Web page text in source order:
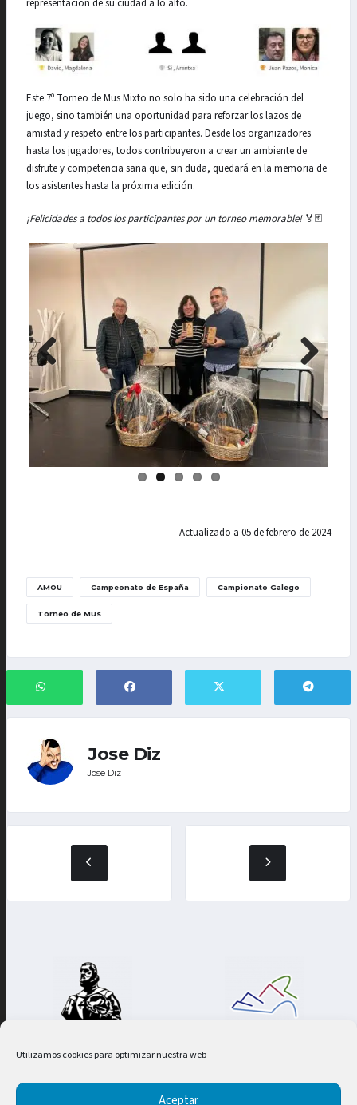
Utilizamos cookies para optimizar nuestra web
Aceptar
Este 7º Torneo de Mus Mixto no solo ha sido una celebración del
juego, sino también una oportunidad para reforzar los lazos de
amistad y respeto entre los participantes. Desde los organizadores
hasta los jugadores, todos contribuyeron a crear un ambiente de
disfrute y competencia sana que, sin duda, quedará en la memoria de
los asistentes hasta la próxima edición.
¡Felicidades a todos los participantes por un torneo memorable!🏅🃏
Previo
us
Next
Actualizado a 05 de febrero de 2024
AMOU Campeonato de España Campionato Galego
Torneo de Mus
Jose Diz
Jose Diz